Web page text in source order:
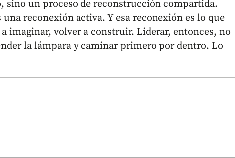
sino un proceso de reconstrucción compartida.
reconexión activa. Y esa reconexión es lo que
imaginar, volver a construir. Liderar, entonces, no
la lámpara y caminar primero por dentro. Lo